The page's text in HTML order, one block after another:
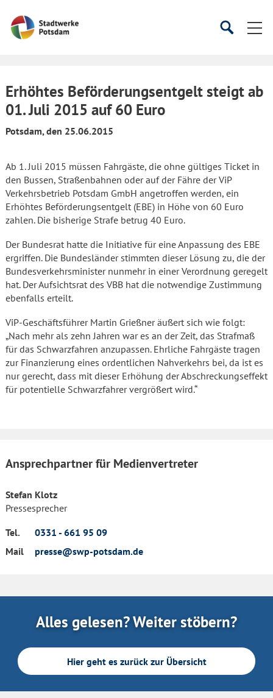
Startseite
SucheSuche
Erhöhtes Beförderungsentgelt steigt ab
01. Juli 2015 auf 60 Euro
Potsdam, den 25.06.2015
Ab 1. Juli 2015 müssen Fahrgäste, die ohne gültiges Ticket in
den Bussen, Straßenbahnen oder auf der Fähre der ViP
Verkehrsbetrieb Potsdam GmbH angetroffen werden, ein
Erhöhtes Beförderungsentgelt (EBE) in Höhe von 60 Euro
zahlen. Die bisherige Strafe betrug 40 Euro.
Der Bundesrat hatte die Initiative für eine Anpassung des EBE
ergriffen. Die Bundesländer stimmten dieser Lösung zu, die der
Bundesverkehrsminister nunmehr in einer Verordnung geregelt
hat. Der Aufsichtsrat des VBB hat die notwendige Zustimmung
ebenfalls erteilt.
ViP-Geschäftsführer Martin Grießner äußert sich wie folgt:
„Nach mehr als zehn Jahren war es an der Zeit, das Strafmaß
für das Schwarzfahren anzupassen. Ehrliche Fahrgäste tragen
zur Finanzierung eines ordentlichen Nahverkehrs bei, da ist es
nur gerecht, dass mit dieser Erhöhung der Abschreckungseffekt
für potentielle Schwarzfahrer vergrößert wird.“
Ansprechpartner für Medienvertreter
Stefan Klotz
Pressesprecher
Tel.
0331 - 661 95 09
Mail
presse@swp-potsdam.de
Alles gelesen? Weiter stöbern?
Hier geht es zurück zur Übersicht